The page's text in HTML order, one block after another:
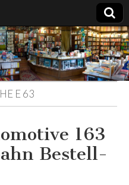
E 63
163
Bestell-